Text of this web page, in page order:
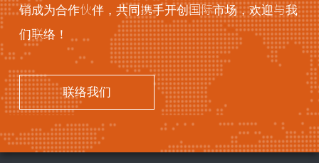
销成为合作伙伴，共同携手开创国际市场，欢迎与我
们联络！
联络我们